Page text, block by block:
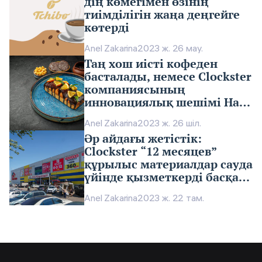
тиімділігін жаңа деңгейге
көтерді
Anel Zakarina2023 ж. 26 мау.
Таң хош иісті кофеден
басталады, немесе Clockster
компаниясының
инновациялық шешімі Hani
алғашқы минуттарынан
бастап жоғары сапалы
қызмет көрсетуіне
мүмкіндік береді
Anel Zakarina2023 ж. 26 шіл.
Әр айдағы жетістік:
Clockster “12 месяцев”
құрылыс материалдар сауда
үйінде қызметкерді басқару
Anel Zakarina2023 ж. 22 там.